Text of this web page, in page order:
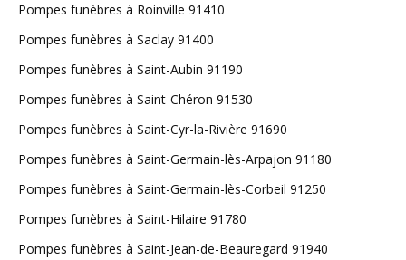
Pompes funèbres à Roinville 91410
Pompes funèbres à Saclay 91400
Pompes funèbres à Saint-Aubin 91190
Pompes funèbres à Saint-Chéron 91530
Pompes funèbres à Saint-Cyr-la-Rivière 91690
Pompes funèbres à Saint-Germain-lès-Arpajon 91180
Pompes funèbres à Saint-Germain-lès-Corbeil 91250
Pompes funèbres à Saint-Hilaire 91780
Pompes funèbres à Saint-Jean-de-Beauregard 91940